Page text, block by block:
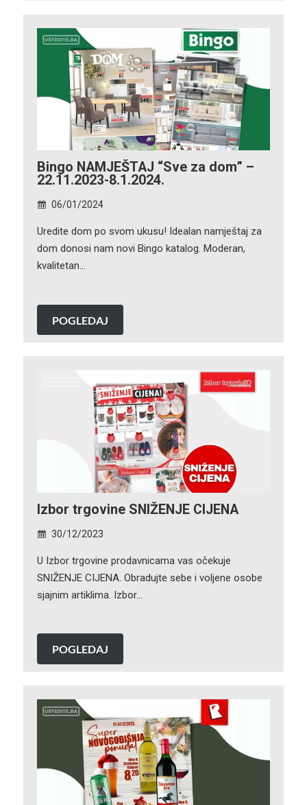
Bingo NAMJEŠTAJ “Sve za dom” –
22.11.2023-8.1.2024.
06/01/2024
Uredite dom po svom ukusu! Idealan namještaj za
dom donosi nam novi Bingo katalog. Moderan,
kvalitetan…
POGLEDAJ
Izbor trgovine SNIŽENJE CIJENA
30/12/2023
U Izbor trgovine prodavnicama vas očekuje
SNIŽENJE CIJENA. Obradujte sebe i voljene osobe
sjajnim artiklima. Izbor…
POGLEDAJ